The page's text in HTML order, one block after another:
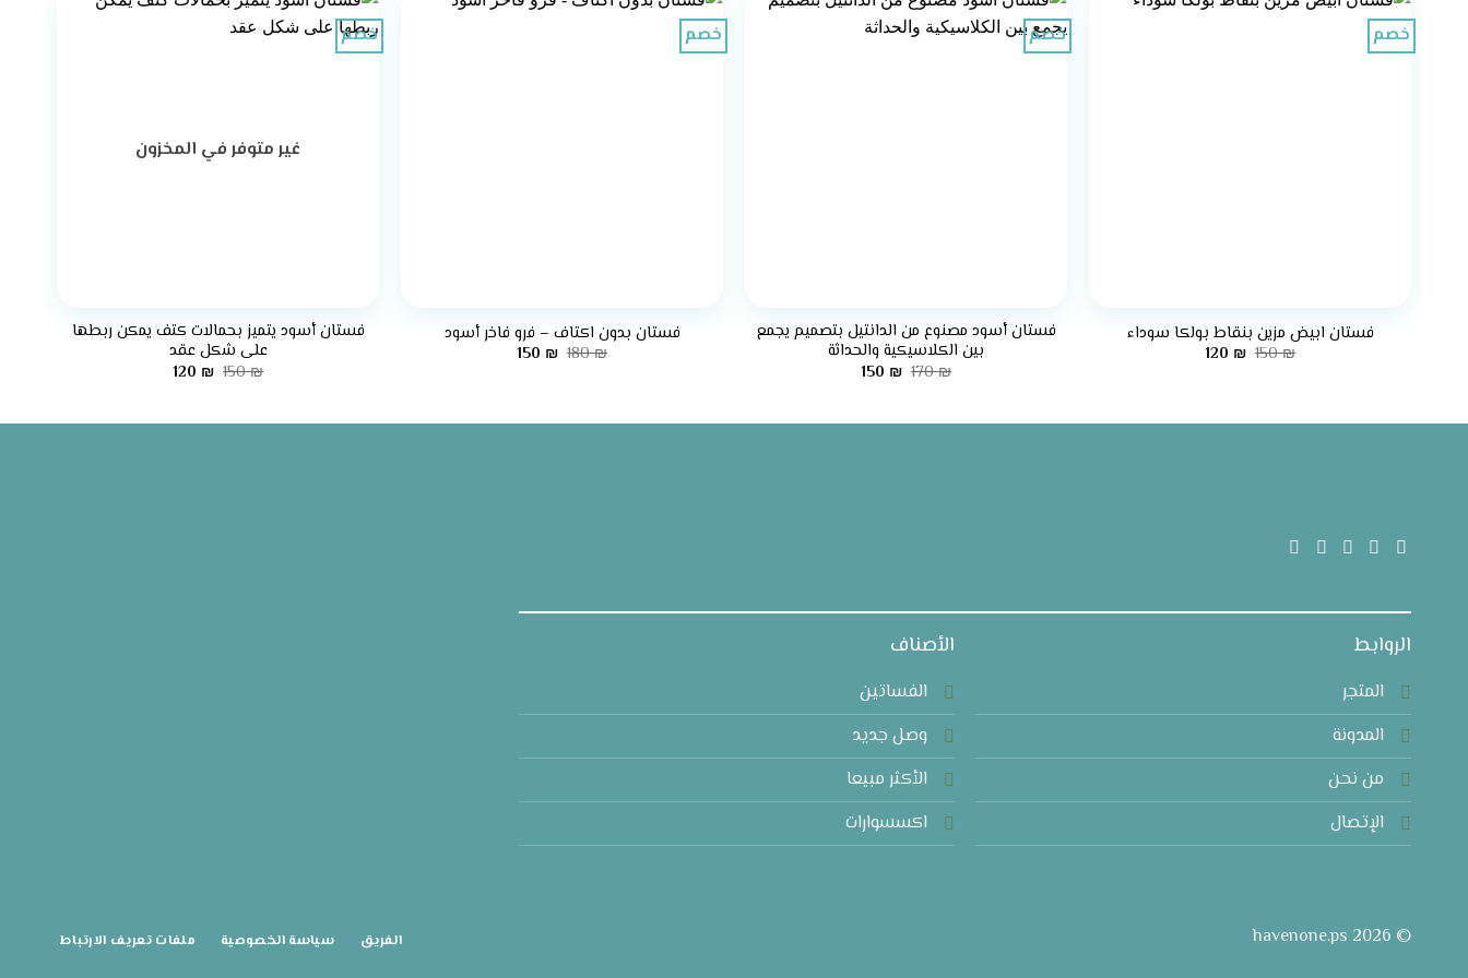
خصم
فستان ابيض مزين بنقاط بولكا سوداء
150₪ السعر
120 ₪ السعر
خصم
فستان أسود مصنوع من الدانتيل بتصميم يجمع
بين الكلاسيكية والحداثة
170₪ السعر
170 ₪.
150 ₪ السعر
150 ₪.
خصم
فستان بدون اكتاف – فرو فاخر أسود
180₪ السعر
150 ₪ السعر
خصم
غير متوفر في المخزون
فستان أسود يتميز بحمالات كتف يمكن ربطها
على شكل عقد
150₪ السعر
150 ₪.
120 ₪ السعر
120 ₪.
الروابط
المتجر
المدونة
من نحن
الإتصال
الأصناف
الفساتين
وصل جديد
الأكثر مبيعا
اكسسوارات
© 2026 havenone.ps الفريق سياسة الخصوصية ملفات تعريف الارتباط